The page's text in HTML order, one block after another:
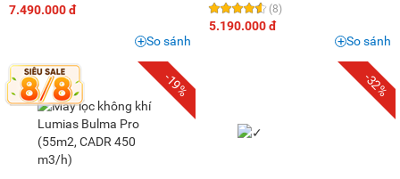
7.490.000 đ
So sánh
(8)
5.190.000 đ
So sánh
-19% -32%